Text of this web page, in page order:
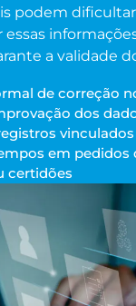
podem
a validade
de correção
dos
em pedidos
certidões